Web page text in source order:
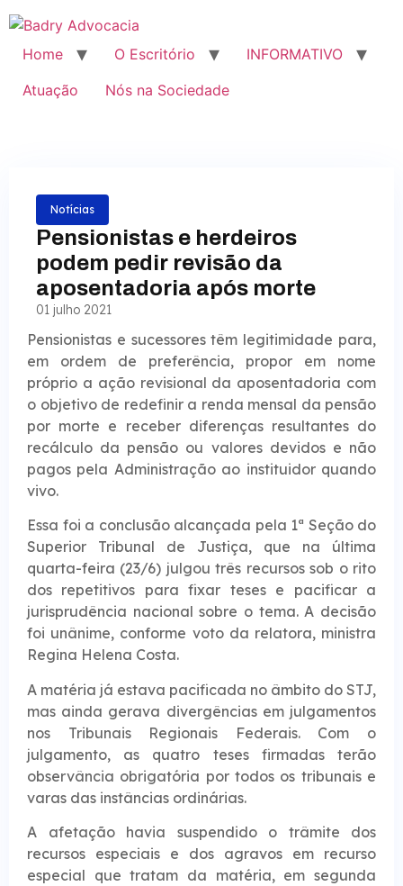
Home O Escritório
INFORMATIVO
Atuação
Nós na Sociedade
Notícias
Pensionistas e herdeiros
podem pedir revisão da
aposentadoria após morte
01 julho 2021
Pensionistas e sucessores têm legitimidade para,
em ordem de preferência, propor em nome
próprio a ação revisional da aposentadoria com
o objetivo de redefinir a renda mensal da pensão
por morte e receber diferenças resultantes do
recálculo da pensão ou valores devidos e não
pagos pela Administração ao instituidor quando
vivo.
Essa foi a conclusão alcançada pela 1ª Seção do
Superior Tribunal de Justiça, que na última
quarta-feira (23/6) julgou três recursos sob o rito
dos repetitivos para fixar teses e pacificar a
jurisprudência nacional sobre o tema. A decisão
foi unânime, conforme voto da relatora, ministra
Regina Helena Costa.
A matéria já estava pacificada no âmbito do STJ,
mas ainda gerava divergências em julgamentos
nos Tribunais Regionais Federais. Com o
julgamento, as quatro teses firmadas terão
observância obrigatória por todos os tribunais e
varas das instâncias ordinárias.
A afetação havia suspendido o trâmite dos
recursos especiais e dos agravos em recurso
especial que tratam da matéria, em segunda